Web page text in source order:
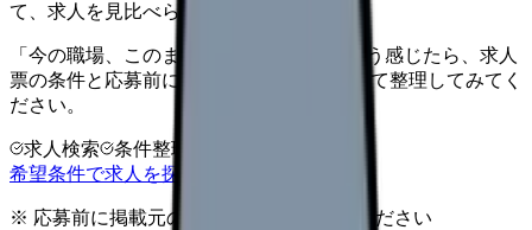
て、求人を見比べられます。
「今の職場、このままでいいのかな...」そう感じたら、求人
票の条件と応募前に確認したい不安を分けて整理してみてく
ださい。
求人検索 条件整理
希望条件で求人を探す
※ 応募前に掲載元の最新情報を確認してください